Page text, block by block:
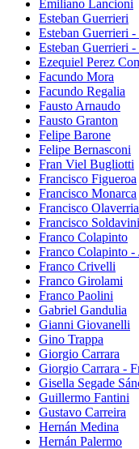
Emiliano Lancioni
Esteban Guerrieri
Esteban Guerrieri
Esteban Guerrieri
Ezequiel Perez
Facundo Mora
Facundo Regalia
Fausto Arnaudo
Fausto Granton
Felipe Barone
Felipe Bernasconi
Fran Viel Bugliotti
Francisco Figueroa
Francisco Monarca
Francisco Olaverria
Francisco Soldavini
Franco Colapinto
Franco Colapinto -
Franco Crivelli
Franco Girolami
Franco Paolini
Gabriel Gandulia
Gianni Giovanelli
Gino Trappa
Giorgio Carrara
Giorgio Carrara -
Gisella Segade
Guillermo Fantini
Gustavo Carreira
Hernán Medina
Hernán Palermo